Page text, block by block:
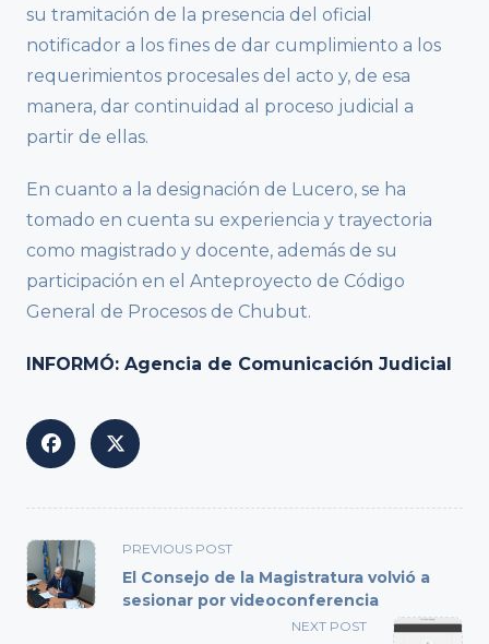
su tramitación de la presencia del oficial
notificador a los fines de dar cumplimiento a los
requerimientos procesales del acto y, de esa
manera, dar continuidad al proceso judicial a
partir de ellas.
En cuanto a la designación de Lucero, se ha
tomado en cuenta su experiencia y trayectoria
como magistrado y docente, además de su
participación en el Anteproyecto de Código
General de Procesos de Chubut.
INFORMÓ: Agencia de Comunicación Judicial
<span
class="nav-
subtitle
PREVIOUS POST
El Consejo de la Magistratura volvió a
sesionar por videoconferencia
NEXT POST